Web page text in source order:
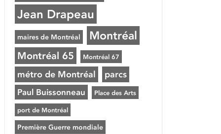
Jean Drapeau
maires de Montréal Montréal
Montréal 65 Montréal 67
métro de Montréal parcs
Paul Buissonneau Place des Arts
port de Montréal
Première Guerre mondiale